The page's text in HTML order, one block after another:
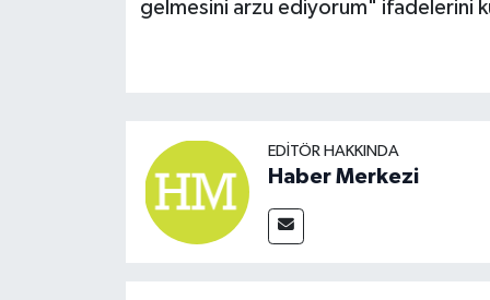
gelmesini arzu ediyorum" ifadelerini
EDITÖR HAKKINDA
Haber Merkezi